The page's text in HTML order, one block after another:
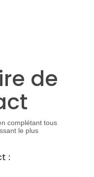
de
complétant tous
le plus
: